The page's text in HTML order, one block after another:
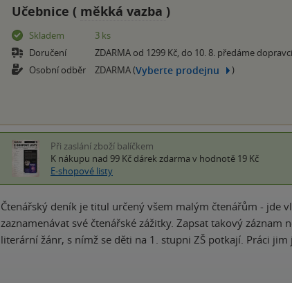
Učebnice ( měkká vazba )
Skladem
3 ks
Doručení
ZDARMA od 1299 Kč, do 10. 8. předáme dopravci
Osobní odběr
ZDARMA (Vyberte prodejnu )
Při zaslání zboží balíčkem
K nákupu nad 99 Kč dárek zdarma v hodnotě 19 Kč
E-shopové listy
Čtenářský deník je titul určený všem malým čtenářům - jde
zaznamenávat své čtenářské zážitky. Zapsat takový
literární žánr, s nímž se děti na 1. stupni ZŠ potkají. Práci